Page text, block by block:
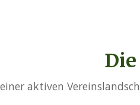
aktiven